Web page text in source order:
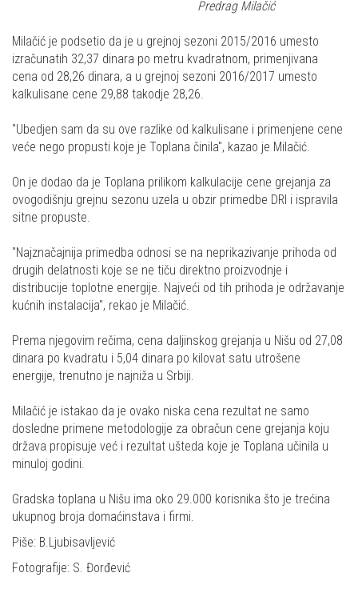
Predrag Milačić
Milačić je podsetio da je u grejnoj sezoni 2015/2016 umesto
izračunatih 32,37 dinara po metru kvadratnom, primenjivana
cena od 28,26 dinara, a u grejnoj sezoni 2016/2017 umesto
kalkulisane cene 29,88 takodje 28,26.
"Ubedjen sam da su ove razlike od kalkulisane i primenjene cene
veće nego propusti koje je Toplana činila", kazao je Milačić.
On je dodao da je Toplana prilikom kalkulacije cene grejanja za
ovogodišnju grejnu sezonu uzela u obzir primedbe DRI i ispravila
sitne propuste.
"Najznačajnija primedba odnosi se na neprikazivanje prihoda od
drugih delatnosti koje se ne tiču direktno proizvodnje i
distribucije toplotne energije. Najveći od tih prihoda je održavanje
kućnih instalacija", rekao je Milačić.
Prema njegovim rečima, cena daljinskog grejanja u Nišu od 27,08
dinara po kvadratu i 5,04 dinara po kilovat satu utrošene
energije, trenutno je najniža u Srbiji.
Milačić je istakao da je ovako niska cena rezultat ne samo
dosledne primene metodologije za obračun cene grejanja koju
država propisuje već i rezultat ušteda koje je Toplana učinila u
minuloj godini.
Gradska toplana u Nišu ima oko 29.000 korisnika što je trećina
ukupnog broja domaćinstava i firmi.
Piše: B.Ljubisavljević
Fotografije: S. Đorđević